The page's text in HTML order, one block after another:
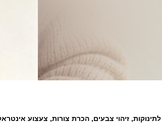
זיהוי צבעים, הכרת צורות, צעצוע